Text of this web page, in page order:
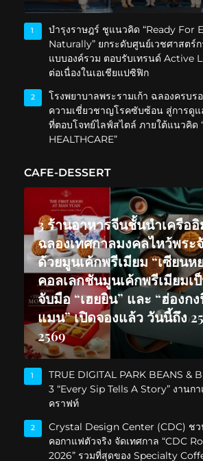
1
บำรุงราษฎร์ ชูแนวคิด “Ready For
Naturally” ยกระดับศูนย์เวชศาสตร์
แบบองค์รวม ตอบรับเทรนด์ Active
ต่อเนื่องในเอเชียแปซิฟิก
2
โรงพยาบาลพระรามเก้า ฉลองครบร
ความเชี่ยวชาญโรคซับซ้อน สู่การดู
ที่ตอบโจทย์ไลฟ์สไตล์ ภายใต้แนวคิด
HEALTHCARE”
CAFE-DESSERT
3 ร้านอาหารจีนชั้นนำเครือ
ฉลองเทศกาลมงคลไหว้พระ
ด้วยมูนเค้กพรีเมียม “เซียนห
คอลเลกชันมูนเค้กพรีเมียมเ
จับมือ “เฮยยิน” และ “ฮ่องก
แมน” เปิดจองแล้ว วันนี้ถึง
2569
1
TRUE DIGITAL PARK BEANS &
3 “Every Sip Tells A Story” งาน
คราฟท์
2
Crystal Design Center (CDC) ช
คอกาแฟตัวจริง จัดเทศกาล “CDC
2026” รวมที่สุดของ Specialty